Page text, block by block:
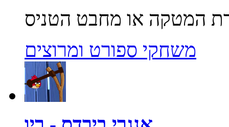
משחקי ספורט ומרוצים